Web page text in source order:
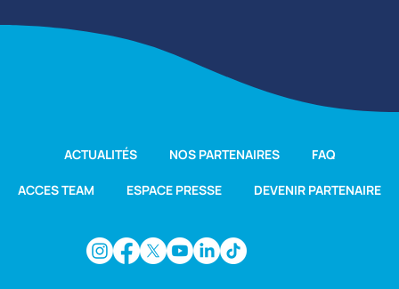
ACTUALITÉS NOS PARTENAIRES FAQ
ACCES TEAM ESPACE PRESSE DEVENIR PARTENAIRE